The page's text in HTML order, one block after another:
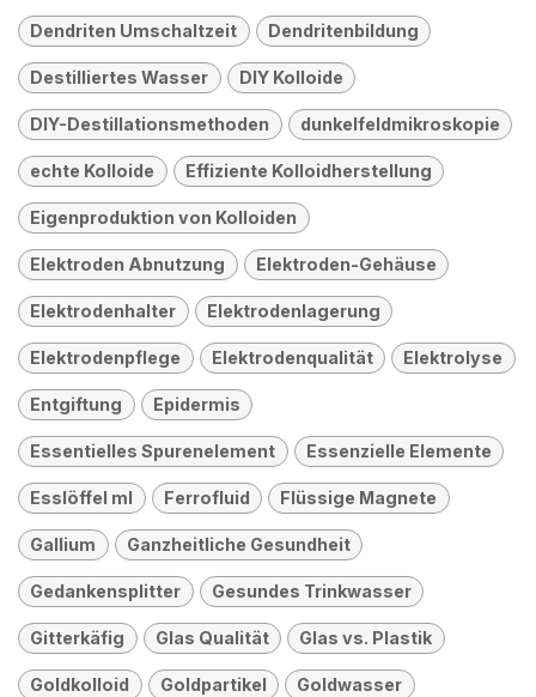
Dendriten Umschaltzeit Dendritenbildung
Destilliertes Wasser DIY Kolloide
DIY-Destillationsmethoden dunkelfeldmikroskopie
echte Kolloide Effiziente Kolloidherstellung
Eigenproduktion von Kolloiden
Elektroden Abnutzung Elektroden-Gehäuse
Elektrodenhalter Elektrodenlagerung
Elektrodenpflege Elektrodenqualität Elektrolyse
Entgiftung Epidermis
Essentielles Spurenelement Essenzielle Elemente
Esslöffel ml Ferrofluid Flüssige Magnete
Gallium Ganzheitliche Gesundheit
Gedankensplitter Gesundes Trinkwasser
Gitterkäfig Glas Qualität Glas vs. Plastik
Goldkolloid Goldpartikel Goldwasser